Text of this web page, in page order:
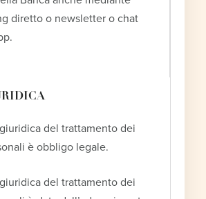
diretto o newsletter o chat
del trattamento dei
è obbligo legale.
del trattamento dei